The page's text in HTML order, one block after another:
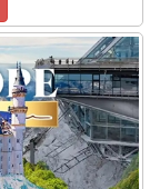
ตัทท์ (TG)